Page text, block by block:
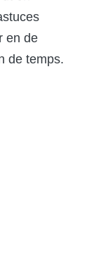
en de
de temps.